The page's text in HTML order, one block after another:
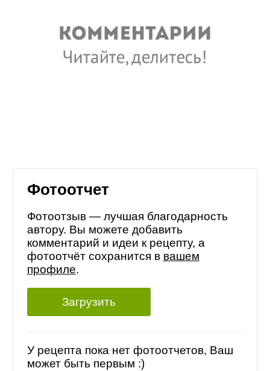
Фотоотчет
Фотоотзыв — лучшая благодарность
автору. Вы можете добавить
комментарий и идеи к рецепту, а
фотоотчёт сохранится в вашем
профиле.
Загрузить
У рецепта пока нет фотоотчетов, Ваш
может быть первым :)